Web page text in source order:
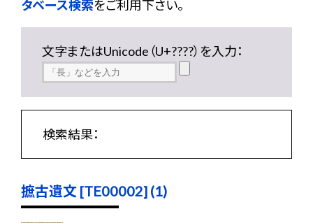
タベース検索をご利用下さい。
文字またはUnicode（U+????）を入力：
検索結果：
摭古遺文 [TE00002] (1)